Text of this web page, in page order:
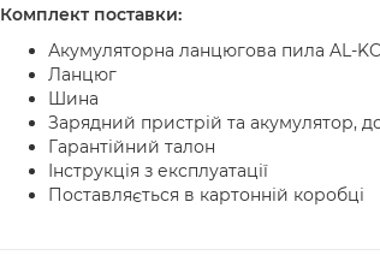
Комплект поставки:
Акумуляторна ланцюгова пила AL-
Ланцюг
Шина
Зарядний пристрій та акумулятор,
Гарантійний талон
Інструкція з експлуатації
Поставляється в картонній коробці